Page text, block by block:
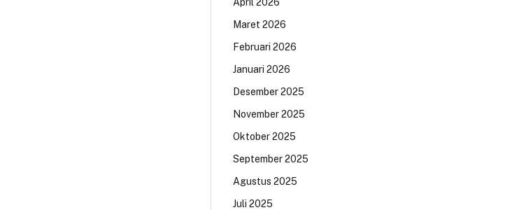
Maret 2026
Februari 2026
Januari 2026
Desember 2025
November 2025
Oktober 2025
September 2025
Agustus 2025
Juli 2025